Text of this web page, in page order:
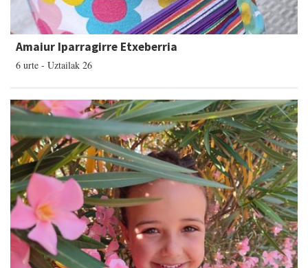
Amaiur Iparragirre Etxeberria
6 urte - Uztailak 26